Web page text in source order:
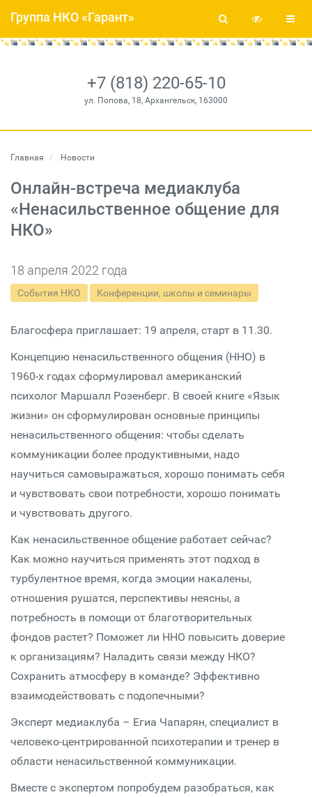
+7 (818) 220-65-10
ул. Попова, 18, Архангельск, 163000
Группа НКО «Гарант»
Главная Новости
Онлайн-встреча медиаклуба
«Ненасильственное общение для
НКО»
18 апреля 2022 года
События НКО Конференции, школы и семинары
Благосфера приглашает: 19 апреля, старт в 11.30.
Концепцию ненасильственного общения (ННО) в
1960-х годах сформулировал американский
психолог Маршалл Розенберг. В своей книге «Язык
жизни» он сформулирован основные принципы
ненасильственного общения: чтобы сделать
коммуникации более продуктивными, надо
научиться самовыражаться, хорошо понимать себя
и чувствовать свои потребности, хорошо понимать
и чувствовать другого.
Как ненасильственное общение работает сейчас?
Как можно научиться применять этот подход в
турбулентное время, когда эмоции накалены,
отношения рушатся, перспективы неясны, а
потребность в помощи от благотворительных
фондов растет? Поможет ли ННО повысить доверие
к организациям? Наладить связи между НКО?
Сохранить атмосферу в команде? Эффективно
взаимодействовать с подопечными?
Эксперт медиаклуба – Егиа Чапарян, специалист в
человеко-центрированной психотерапии и тренер в
области ненасильственной коммуникации.
Вместе с экспертом попробудем разобраться, как